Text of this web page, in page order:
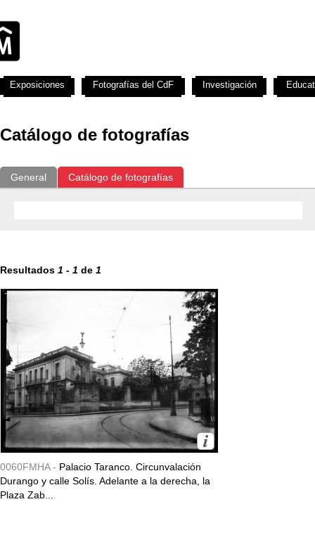
Catálogo de fotografías
General Catálogo de fotografías
Resultados 1 - 1 de 1
0060FMHA - Palacio Taranco. Circunvalación
Durango y calle Solís. Adelante a la derecha, la
Plaza Zab...
Exposiciones Fotografías del CdF Investigación